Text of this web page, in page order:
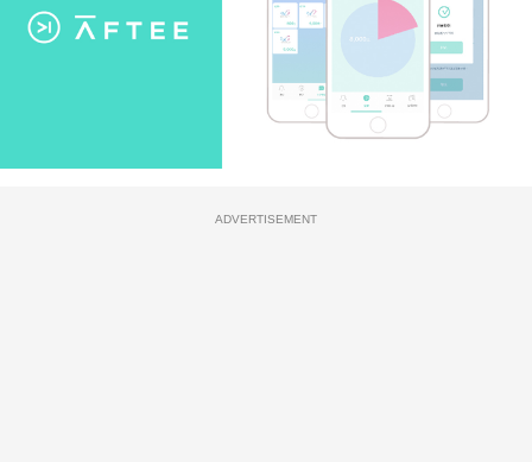
ADVERTISEMENT